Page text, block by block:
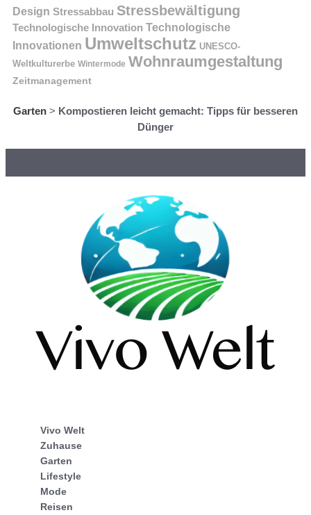
Design Stressabbau Stressbewältigung
Technologische Innovation Technologische
Innovationen Umweltschutz UNESCO-
Weltkulturerbe Wintermode Wohnraumgestaltung
Zeitmanagement
Garten > Kompostieren leicht gemacht: Tipps für besseren
Dünger
Vivo Welt
Zuhause
Garten
Lifestyle
Mode
Reisen